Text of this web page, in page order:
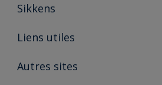
Sikkens
A propos de Sikkens
Liens utiles
Ouvrir un magasin PASS
Autres sites